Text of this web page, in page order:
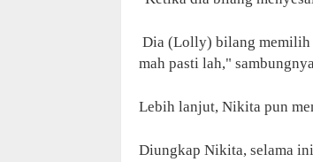
Dia (Lolly) bilang memilih
mah pasti lah,"
Lebih lanjut, Nikita pun
Diungkap Nikita, selama